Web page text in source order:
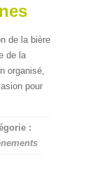
de la bière
de la
organisé,
pour
: